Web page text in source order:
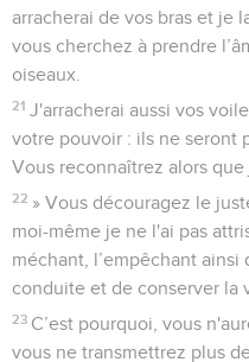
arracherai de vos bras et je
vous cherchez à prendre
oiseaux.
21 J'arracherai aussi vos
votre pouvoir : ils ne seront
Vous reconnaîtrez alors que
22 » Vous découragez le
moi-même je ne l'ai pas
méchant, l’empêchant ainsi
conduite et de conserver la
23 C’est pourquoi, vous
vous ne transmettrez plus